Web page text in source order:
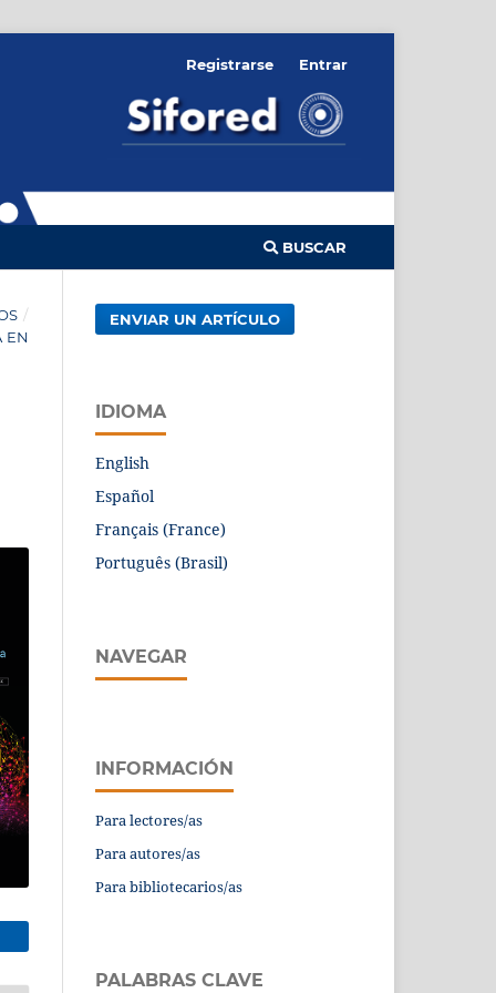
BUSCAR
Registrarse Entrar
/
EN
ENVIAR UN ARTÍCULO
IDIOMA
English
Español
Français (France)
Português (Brasil)
NAVEGAR
INFORMACIÓN
Para lectores/as
Para autores/as
Para bibliotecarios/as
PALABRAS CLAVE